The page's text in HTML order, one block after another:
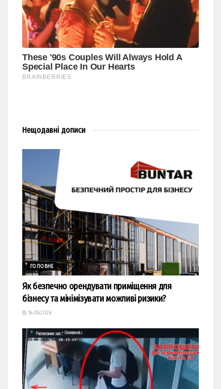
Нещодавні дописи
ГОЛОВНЕ
Як безпечно орендувати приміщення для
бізнесу та мінімізувати можливі ризики?
14.06.2026